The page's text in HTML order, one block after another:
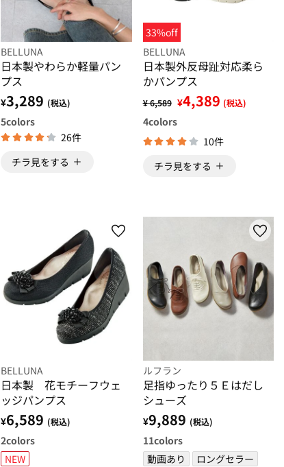
BELLUNA
日本製やわらか軽量パン
プス
¥3,289 (税込)
5colors
26件
チラ見をする
33%off
BELLUNA
日本製外反母趾対応柔ら
かパンプス
¥ 6,589 ¥4,389 (税込)
4colors
10件
チラ見をする
BELLUNA
日本製 花モチーフウェ
ッジパンプス
¥6,589 (税込)
2colors
NEW
ルフラン
足指ゆったり５Ｅはだし
シューズ
¥9,889 (税込)
11colors
動画あり
ロングセラー